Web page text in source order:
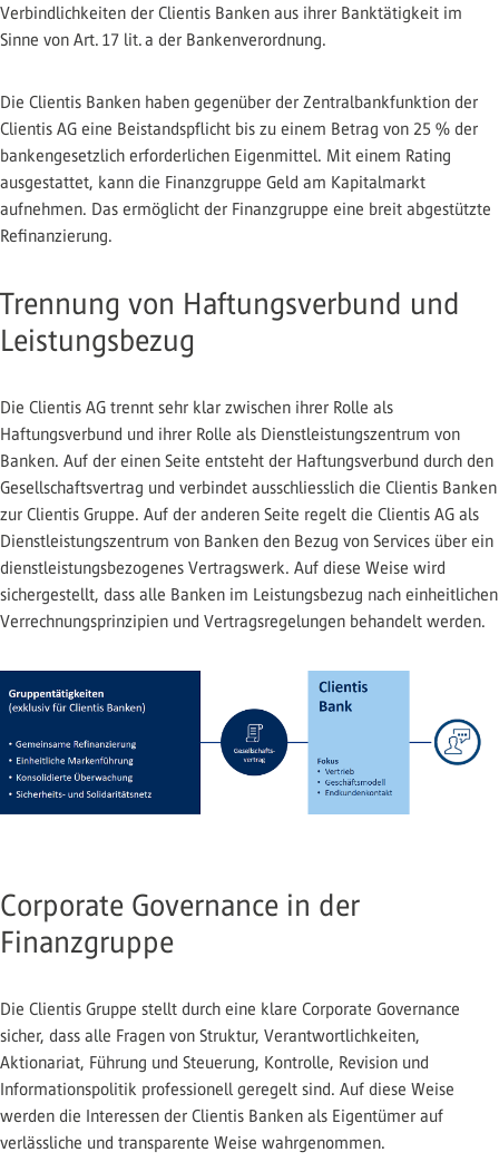
Verbindlichkeiten der Clientis Banken aus ihrer Banktätigkeit im
Sinne von Art. 17 lit. a der Bankenverordnung.
Die Clientis Banken haben gegenüber der Zentralbankfunktion der
Clientis AG eine Beistandspflicht bis zu einem Betrag von 25 % der
bankengesetzlich erforderlichen Eigenmittel. Mit einem Rating
ausgestattet, kann die Finanzgruppe Geld am Kapitalmarkt
aufnehmen. Das ermöglicht der Finanzgruppe eine breit abgestützte
Refinanzierung.
Trennung von Haftungsverbund und
Leistungsbezug
Die Clientis AG trennt sehr klar zwischen ihrer Rolle als
Haftungsverbund und ihrer Rolle als Dienstleistungszentrum von
Banken. Auf der einen Seite entsteht der Haftungsverbund durch den
Gesellschaftsvertrag und verbindet ausschliesslich die Clientis Banken
zur Clientis Gruppe. Auf der anderen Seite regelt die Clientis AG als
Dienstleistungszentrum von Banken den Bezug von Services über ein
dienstleistungsbezogenes Vertragswerk. Auf diese Weise wird
sichergestellt, dass alle Banken im Leistungsbezug nach einheitlichen
Verrechnungsprinzipien und Vertragsregelungen behandelt werden.
Corporate Governance in der
Finanzgruppe
Die Clientis Gruppe stellt durch eine klare Corporate Governance
sicher, dass alle Fragen von Struktur, Verantwortlichkeiten,
Aktionariat, Führung und Steuerung, Kontrolle, Revision und
Informationspolitik professionell geregelt sind. Auf diese Weise
werden die Interessen der Clientis Banken als Eigentümer auf
verlässliche und transparente Weise wahrgenommen.